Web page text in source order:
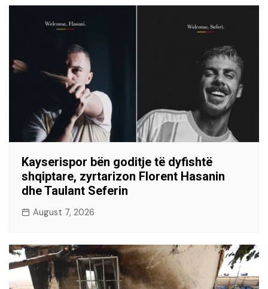
Kayserispor bën goditje të dyfishtë
shqiptare, zyrtarizon Florent Hasanin
dhe Taulant Seferin
August 7, 2026